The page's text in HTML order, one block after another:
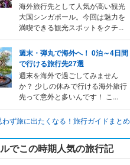
海外旅行先として人気が高い観光
大国シンガポール。今回は魅力を
満喫できる観光スポットをクチ...
週末・弾丸で海外へ！ 0泊～4日間
で行ける旅行先27選
週末を海外で過ごしてみません
か？ 少しの休みで行ける海外旅行
先って意外と多いんです！ こ...
わず旅に出たくなる！旅行ガイドまとめ
でこの時期人気の旅行記